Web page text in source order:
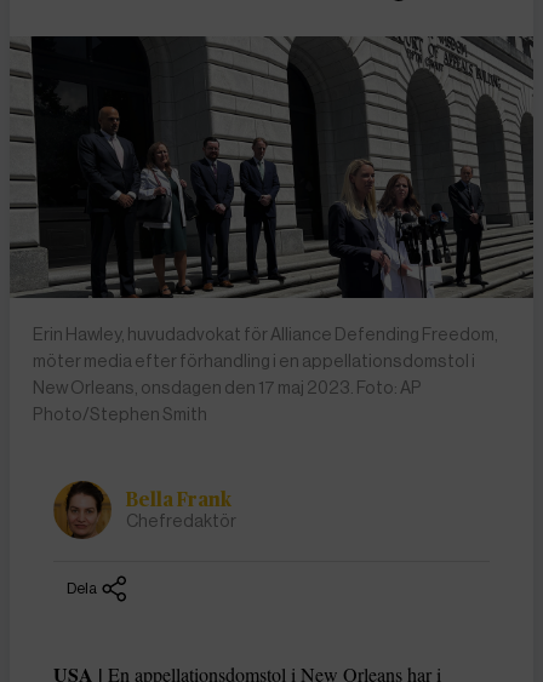
Erin Hawley, huvudadvokat för Alliance Defending Freedom,
möter media efter förhandling i en appellationsdomstol i
New Orleans, onsdagen den 17 maj 2023. Foto: AP
Photo/Stephen Smith
Bella Frank
Chefredaktör
Dela
USA | En appellationsdomstol i New Orleans har i